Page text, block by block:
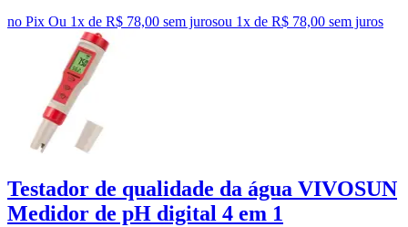
no Pix Ou 1x de R$ 78,00 sem jurosou 1x de R$ 78,00 sem juros
Testador de qualidade da água VIVOSUN
Medidor de pH digital 4 em 1